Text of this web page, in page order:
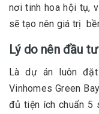
nơi tinh hoa hội tụ,
sẽ tạo nên giá trị
Lý do nên đầu
Là dự án luôn
Vinhomes Green
đủ tiện ích chuẩn 5